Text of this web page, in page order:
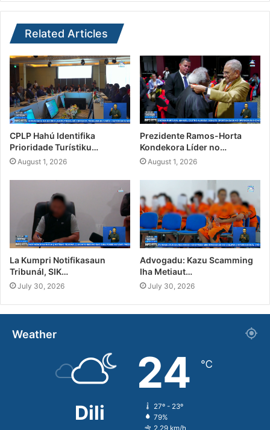
Related Articles
CPLP Hahú Identifika
Prioridade Turístiku…
August 1, 2026
Prezidente Ramos-Horta
Kondekora Líder no…
August 1, 2026
La Kumpri Notifikasaun
Tribunál, SIK…
July 30, 2026
Advogadu: Kazu Scamming
Iha Metiaut…
July 30, 2026
Weather
Dili
24 ℃
27º - 23º
79%
2.29 km/h